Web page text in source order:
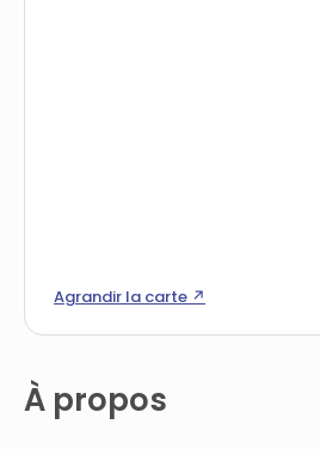
À propos
Agrandir la carte ↗